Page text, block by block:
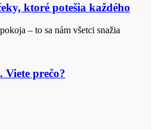
ktoré potešia každého
– to sa nám všetci snažia
Viete prečo?